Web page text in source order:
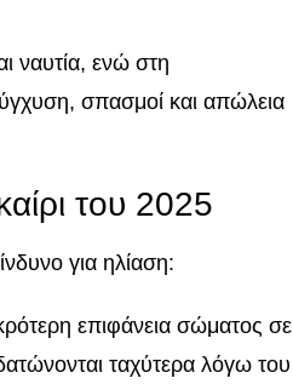
ναυτία, ενώ στη
σπασμοί και απώλεια
του 2025
για ηλίαση:
επιφάνεια σώματος σε
ταχύτερα λόγω του